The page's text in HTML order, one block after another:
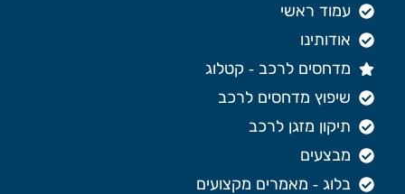
עמוד ראשי
אודותינו
מדחסים לרכב - קטלוג
שיפוץ מדחסים לרכב
תיקון מזגן לרכב
מבצעים
בלוג - מאמרים מקצועים